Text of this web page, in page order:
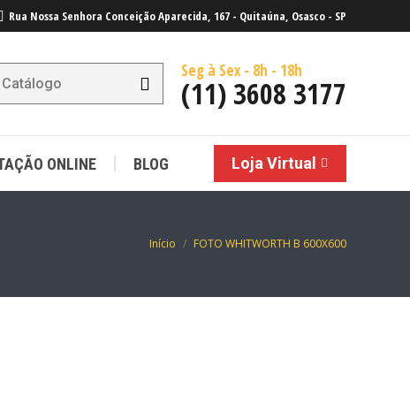
Rua Nossa Senhora Conceição Aparecida, 167 - Quitaúna, Osasco - SP
Seg à Sex - 8h - 18h
(11) 3608 3177
ONLINE BLOG Loja Virtual
Você está aqui:
Início FOTO WHITWORTH B 600X600
ONLINE BLOG Loja Virtual